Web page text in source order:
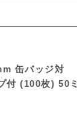
缶バッジ対
付 (100枚) 50ミ